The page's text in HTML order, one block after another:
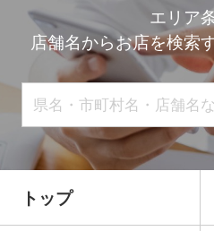
エリア
店舗名からお店を検索
トップ